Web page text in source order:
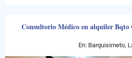
Consultorio Médico en alquiler Bqto
En: Barquisimeto,